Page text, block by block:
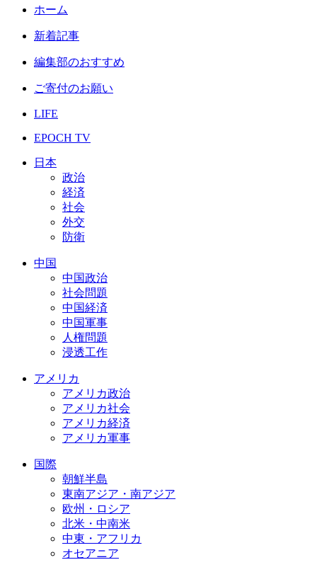
ホーム
新着記事
編集部のおすすめ
ご寄付のお願い
LIFE
EPOCH TV
日本
政治
経済
社会
外交
防衛
中国
中国政治
社会問題
中国経済
中国軍事
人権問題
浸透工作
アメリカ
アメリカ政治
アメリカ社会
アメリカ経済
アメリカ軍事
国際
朝鮮半島
東南アジア・南アジア
欧州・ロシア
北米・中南米
中東・アフリカ
オセアニア